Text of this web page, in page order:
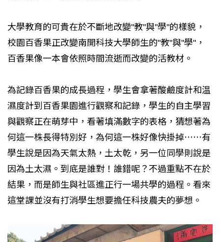
大學教育的可貴在於不斷地改變"教"與"學"的樣貌，
校園百香果正改變南開科技大學師生的"教"與"學"，
百香果像一本會依照時間流逝而改變的活教材。
為記錄百香果的成長過程，學生會拿著酸鹼度計和温
濕度計到百香果園進行觀察和記錄，學生的自主學習
與觀察正在萌芽中，看著填滿數字的表格，猜想著為
何這一株長得特別好，為何這一株好像快掛掉⋯⋯有
學生說是因為天氣太熱，土太乾，另一位同學則說是
因為土太濕。到底是誰對！誰錯呢？不過重點不在於
結果，而是師生與社區進正行一場共學的過程。看來
這堂課並沒有打消學生想要擔任科技農夫的夢想。